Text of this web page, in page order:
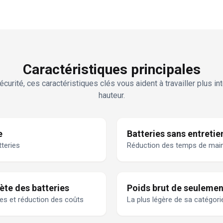
Caractéristiques principales
ces caractéristiques clés vous aident à travailler plus
hauteur.
Batteries sans
Réduction des temps de
des batteries
et réduction des coûts
Poids brut de
La plus légère de sa